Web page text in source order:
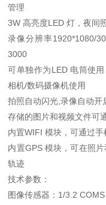
管理
3W 高亮度LED 灯，夜间
录像分辨率1920*1080/
3000
可单独作为LED 电筒使
相机/数码摄像机使用
拍照自动闪光,录像自动开
存储的图片和视频文件可
内置WIFI 模块，可通过
内置GPS 模块，可在照
轨迹
技术参数：
图像传感器：1/3.2